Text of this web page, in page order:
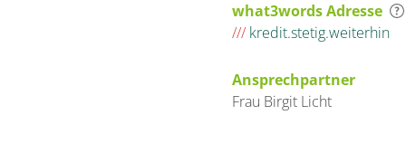
what3words Adresse
/// kredit.stetig.weiterhin
Ansprechpartner
Frau Birgit Licht